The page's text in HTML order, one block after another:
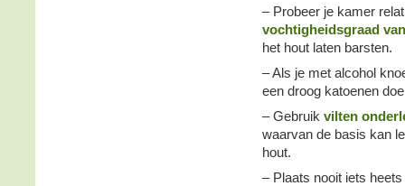
– Probeer je kamer
vochtigheidsgraad
het hout laten barsten.
– Als je met alcohol
een droog katoenen
– Gebruik vilten
waarvan de basis kan
hout.
– Plaats nooit iets